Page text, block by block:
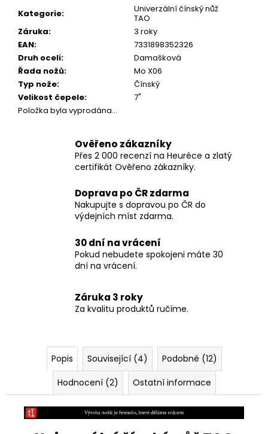
Kategorie:
Univerzální čínský nůž
TAO
Záruka:
3 roky
EAN:
7331898352326
Druh oceli:
Damašková
Řada nožů:
Mo X06
Typ nože:
Čínský
Velikost čepele:
7"
Položka byla vyprodána…
Ověřeno zákazníky
Přes 2 000 recenzí na Heuréce a zlatý
certifikát Ověřeno zákazníky.
Doprava po ČR zdarma
Nakupujte s dopravou po ČR do
výdejních míst zdarma.
30 dní na vrácení
Pokud nebudete spokojeni máte 30
dní na vrácení.
Záruka 3 roky
Za kvalitu produktů ručíme.
Popis Související (4)
Podobné (12)
Hodnocení (2)
Ostatní informace